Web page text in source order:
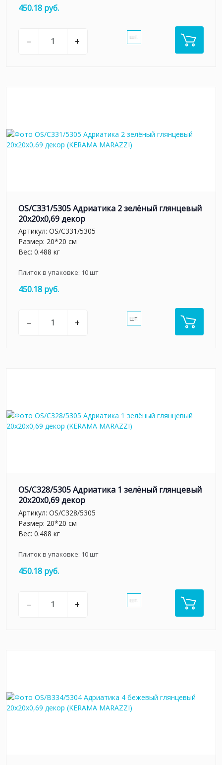
450.18 руб.
– + шт.
OS/C331/5305 Адриатика 2 зелёный глянцевый
20x20x0,69 декор
Артикул: OS/C331/5305
Размер: 20*20 см
Вес: 0.488 кг
Плиток в упаковке: 10шт
450.18 руб.
– + шт.
OS/C328/5305 Адриатика 1 зелёный глянцевый
20x20x0,69 декор
Артикул: OS/C328/5305
Размер: 20*20 см
Вес: 0.488 кг
Плиток в упаковке: 10шт
450.18 руб.
– + шт.